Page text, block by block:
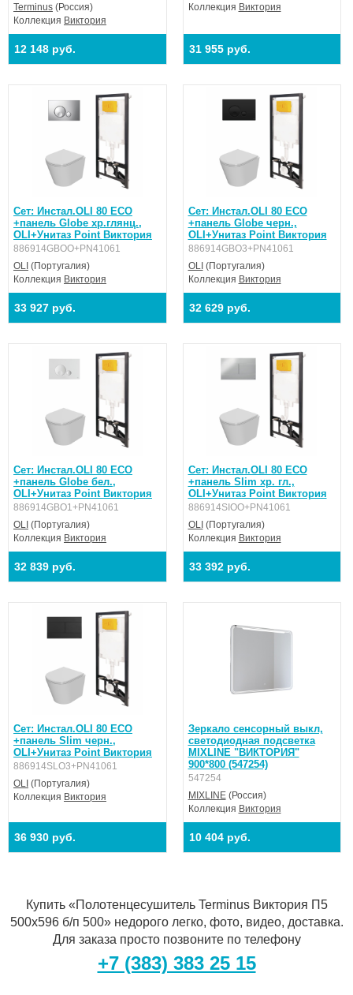
Terminus (Россия)
Коллекция Виктория
12 148 руб.
Коллекция Виктория
31 955 руб.
Сет: Инстал.OLI 80 ECO
+панель Globe хр.глянц.,
OLI+Унитаз Point Виктория
886914GBOO+PN41061
OLI (Португалия)
Коллекция Виктория
33 927 руб.
Сет: Инстал.OLI 80 ECO
+панель Globe черн.,
OLI+Унитаз Point Виктория
886914GBO3+PN41061
OLI (Португалия)
Коллекция Виктория
32 629 руб.
Сет: Инстал.OLI 80 ECO
+панель Globe бел.,
OLI+Унитаз Point Виктория
886914GBO1+PN41061
OLI (Португалия)
Коллекция Виктория
32 839 руб.
Сет: Инстал.OLI 80 ECO
+панель Slim хр. гл.,
OLI+Унитаз Point Виктория
886914SIOO+PN41061
OLI (Португалия)
Коллекция Виктория
33 392 руб.
Сет: Инстал.OLI 80 ECO
+панель Slim черн.,
OLI+Унитаз Point Виктория
886914SLO3+PN41061
OLI (Португалия)
Коллекция Виктория
36 930 руб.
Зеркало сенсорный выкл,
светодиодная подсветка
MIXLINE "ВИКТОРИЯ"
900*800 (547254)
547254
MIXLINE(Россия)
Коллекция Виктория
10 404 руб.
Купить «Полотенцесушитель Terminus Виктория П5
500х596 б/п 500» недорого легко, фото, видео, доставка.
Для заказа просто позвоните по телефону
+7 (383) 383 25 15